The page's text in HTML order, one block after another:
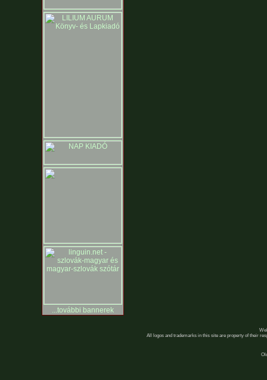
...további bannerek
All logos and trademarks in this site are property of their